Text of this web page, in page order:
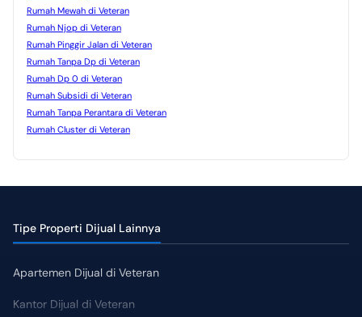
Rumah Mewah di Veteran
Rumah Njop di Veteran
Rumah Pinggir Jalan di Veteran
Rumah Tanpa Dp di Veteran
Rumah Dp 0 di Veteran
Rumah Subsidi di Veteran
Rumah Tanpa Perantara di Veteran
Rumah Cluster di Veteran
Tipe Properti Dijual Lainnya
Apartemen Dijual di Veteran
Kantor Dijual di Veteran